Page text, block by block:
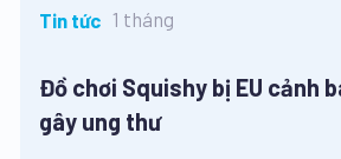
Tin tức 1 tháng
Đồ chơi Squishy bị EU cảnh
gây ung thư